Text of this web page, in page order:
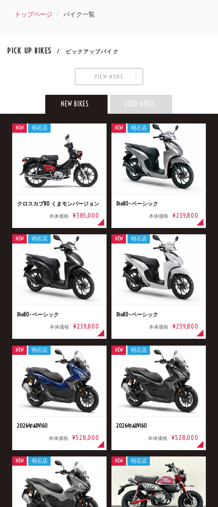
トップページ バイク一覧
PICK UP BIKES / ピックアップバイク
VIEW MORE
NEW BIKES USED BIKES
クロスカブ110 くまモンバージョン
本体価格 ¥385,000
NEW 明石店
Dio110･ベーシック
本体価格 ¥239,800
NEW 明石店
Dio110･ベーシック
本体価格 ¥239,800
NEW 明石店
Dio110･ベーシック
本体価格 ¥239,800
NEW 明石店
2026年ADV160
本体価格 ¥528,000
NEW 明石店
2026年ADV160
本体価格 ¥528,000
NEW 明石店
NEW 明石店 NEW 明石店